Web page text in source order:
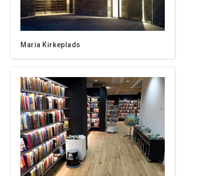
Maria Kirkeplads